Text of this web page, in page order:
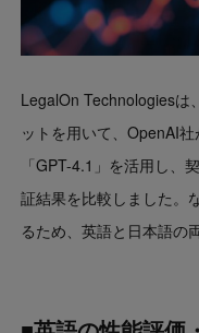
LegalOn Technologiesは
ットを用いて、OpenAI
「GPT-4.1」を活用し、
証結果を比較しました。
るため、英語と日本語の